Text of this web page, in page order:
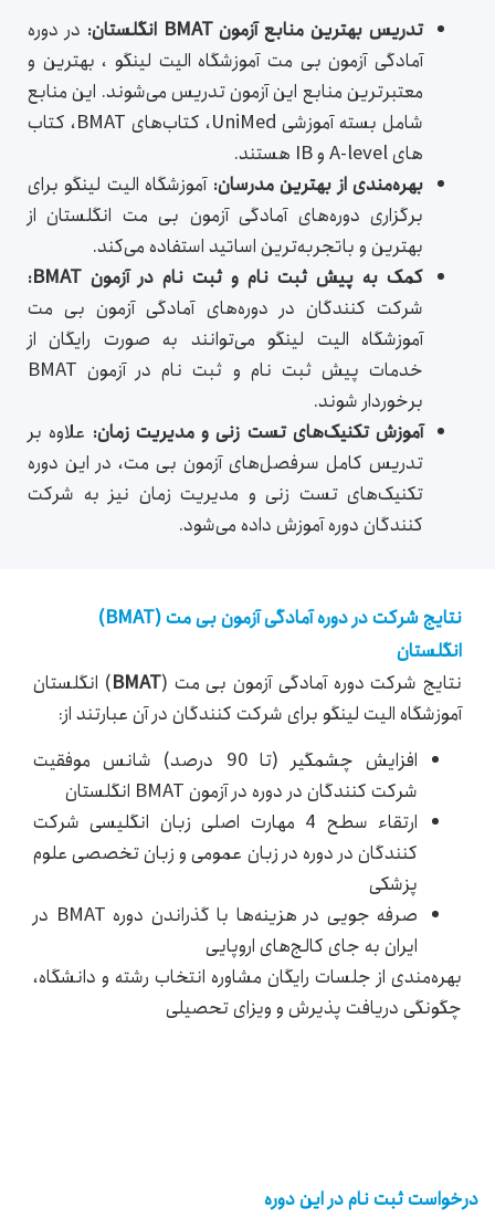
تدریس بهترین منابع آزمونBMAT انگلستان: در دوره
آمادگی آزمون بی مت آموزشگاه الیت لینگو ، بهترین و
معتبرترین منابع این آزمون تدریس می‌شوند. این منابع
شامل بسته آموزشی UniMed، کتاب‌های BMAT، کتاب
های A-level و IB هستند.
بهره‌مندی از بهترین مدرسان: آموزشگاه الیت لینگو برای
برگزاری دوره‌های آمادگی آزمون بی مت انگلستان از
بهترین و باتجربه‌ترین اساتید استفاده می‌کند.
کمک به پیش ثبت نام و ثبت نام در آزمون BMAT
:
شرکت کنندگان در دوره‌های آمادگی آزمون بی مت
آموزشگاه الیت لینگو می‌توانند به صورت رایگان از
خدمات پیش ثبت نام و ثبت نام در آزمون BMAT
برخوردار شوند‌.
آموزش تکنیک‌های تست زنی و مدیریت زمان: علاوه بر
تدریس کامل سرفصل‌های آزمون بی مت، در این دوره
تکنیک‌های تست زنی و مدیریت زمان نیز به شرکت
کنندگان دوره آموزش داده می‌شود.
نتایج شرکت در دوره آمادگی آزمون بی مت (BMAT)
انگلستان
نتایج شرکت دوره آمادگی آزمون بی مت (BMAT) انگلستان
آموزشگاه الیت لینگو برای شرکت کنندگان در آن عبارتند از:
افزایش چشمگیر (تا 90 درصد) شانس موفقیت
شرکت کنندگان در دوره در آزمون BMAT انگلستان
ارتقاء سطح 4 مهارت اصلی زبان انگلیسی شرکت
کنندگان در دوره در زبان عمومی و زبان تخصصی علوم
پزشکی
صرفه جویی در هزینه‌ها با گذراندن دوره BMAT در
ایران به جای کالج‌های اروپایی
بهره‌مندی از جلسات رایگان مشاوره انتخاب رشته و دانشگاه،
چگونگی دریافت پذیرش و ویزای تحصیلی
درخواست ثبت نام در این دوره